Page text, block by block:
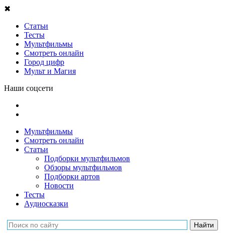
✖
Статьи
Тесты
Мультфильмы
Смотреть онлайн
Город цифр
Мульт и Магия
Наши соцсети
Мультфильмы
Смотреть онлайн
Статьи
Подборки мультфильмов
Обзоры мультфильмов
Подборки артов
Новости
Тесты
Аудиосказки